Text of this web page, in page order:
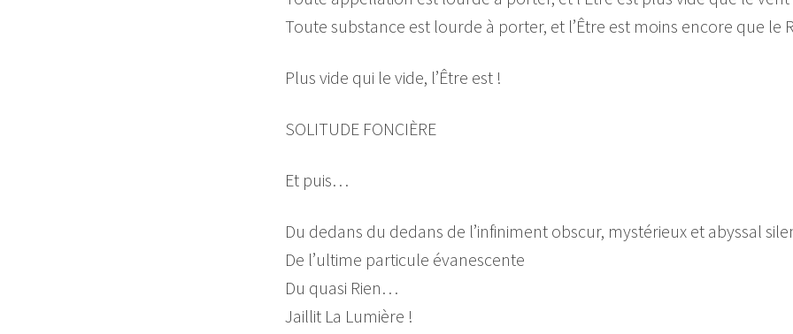
Toute substance est lourde à porter, et l’Être est moins encore que le
Plus vide qui le vide, l’Être est !
SOLITUDE FONCIÈRE
Et puis…
Du dedans du dedans de l’infiniment obscur, mystérieux et abyssal
De l’ultime particule évanescente
Du quasi Rien…
Jaillit La Lumière !